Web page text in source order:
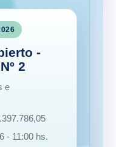
-
2
e
de Obras